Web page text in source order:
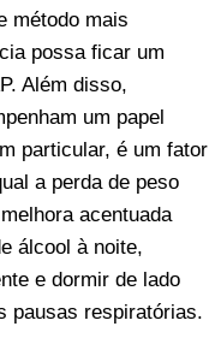
método mais
possa ficar um
Além disso,
um papel
particular, é um fator
a perda de peso
acentuada
álcool à noite,
e dormir de lado
pausas respiratórias.